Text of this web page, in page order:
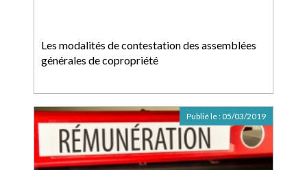
Les modalités de contestation des assemblées
générales de copropriété
Publié le : 05/03/2019